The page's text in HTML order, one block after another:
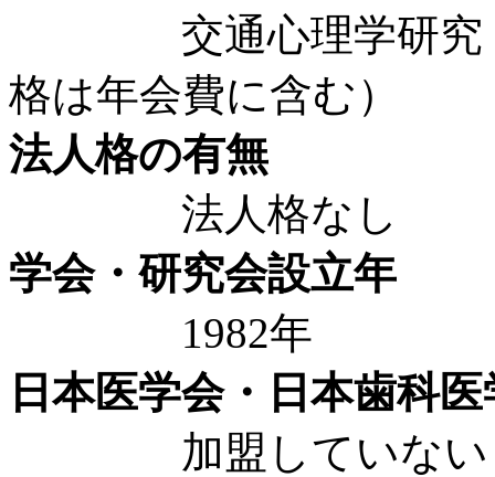
交通心理学研究（
格は年会費に含む）
法人格の有無
法人格なし
学会・研究会設立年
1982年
日本医学会・日本歯科
加盟していない